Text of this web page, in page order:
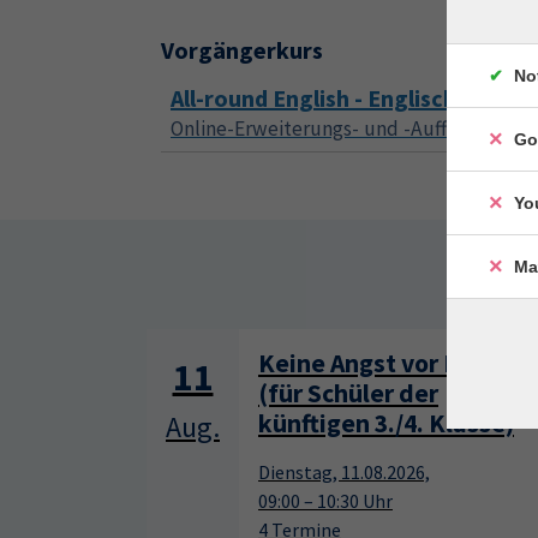
Vorgängerkurs
All-round English - Englisch für alle
Online-Erweiterungs- und -
11
Aug.
Clever organisieren und
notieren - Lerntechniken
(für Klasse 7 - 9)
Dienstag, 11.08.2026,
10:00 – 14:45 Uhr
1 Termin